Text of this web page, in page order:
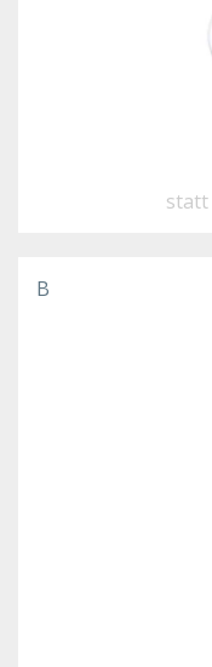
statt
B